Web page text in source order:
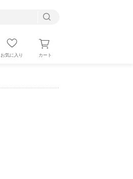
お気に入り カート